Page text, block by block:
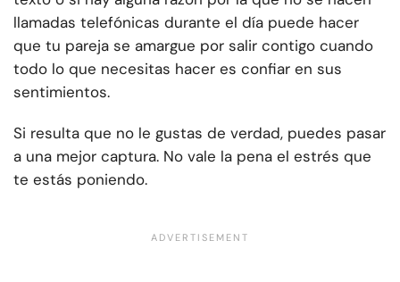
llamadas telefónicas durante el día puede hacer
que tu pareja se amargue por salir contigo cuando
todo lo que necesitas hacer es confiar en sus
sentimientos.
Si resulta que no le gustas de verdad, puedes pasar
a una mejor captura. No vale la pena el estrés que
te estás poniendo.